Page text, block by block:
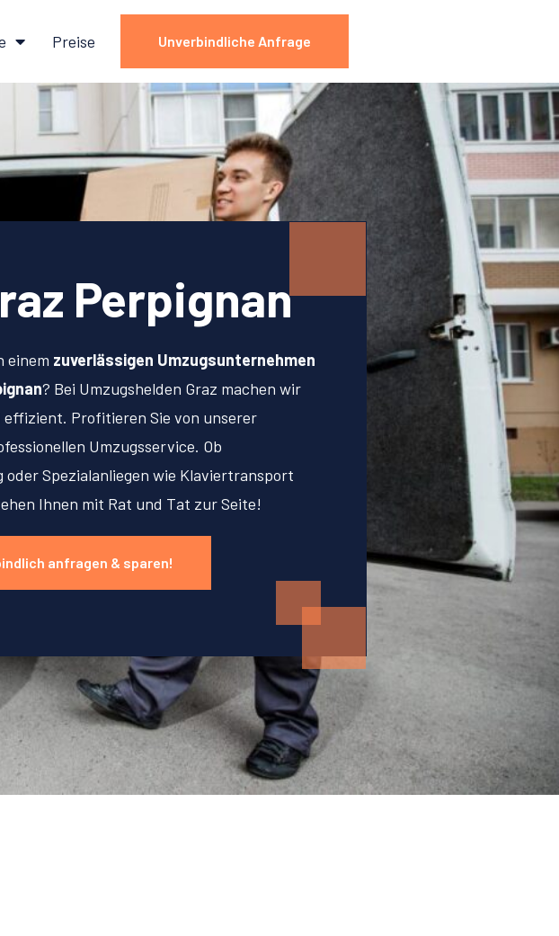
Preise Unverbindliche Anfrage
Perpignan
einem zuverlässigen Umzugsunternehmen
? Bei Umzugshelden Graz machen wir
Profitieren Sie von unserer
Umzugsservice. Ob
Spezialanliegen wie Klaviertransport
Ihnen mit Rat und Tat zur Seite!
anfragen & sparen!